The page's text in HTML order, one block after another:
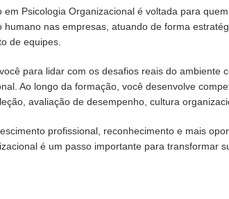
em Psicologia Organizacional é voltada para
humano nas empresas, atuando de forma
de equipes.
para lidar com os desafios reais do ambiente
Ao longo da formação, você desenvolve
avaliação de desempenho, cultura
profissional, reconhecimento e mais
é um passo importante para transformar